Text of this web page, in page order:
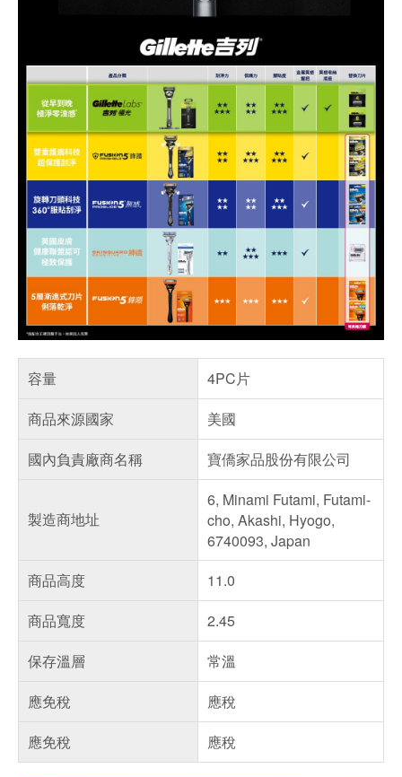
容量
4PC片
商品來源國家
美國
國內負責廠商名稱
寶僑家品股份有限公司
製造商地址
6, Minami Futami, Futami-
cho, Akashi, Hyogo,
6740093, Japan
商品高度
11.0
商品寬度
2.45
保存溫層
常溫
應免稅
應稅
應免稅
應稅